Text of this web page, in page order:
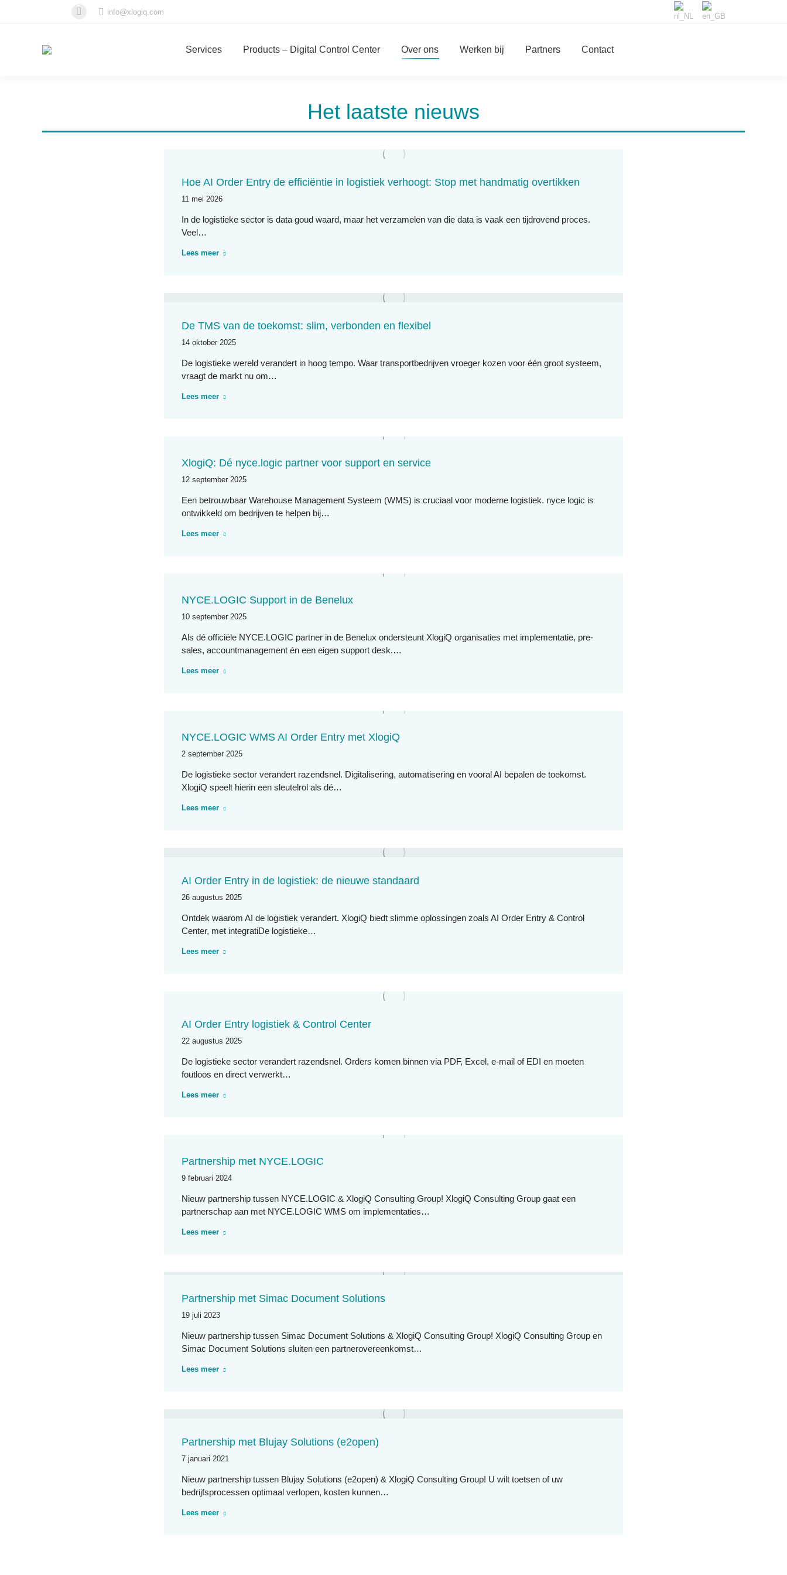
Linkedin
info@xlogiq.com
Services Products – Digital Control Center Over ons Werken bij Partners Contact
Het laatste nieuws
Hoe AI Order Entry de efficiëntie in logistiek verhoogt: Stop met handmatig overtikken
11 mei 2026
In de logistieke sector is data goud waard, maar het verzamelen van die data is vaak een tijdrovend proces.
Veel…
Lees meer
De TMS van de toekomst: slim, verbonden en flexibel
14 oktober 2025
De logistieke wereld verandert in hoog tempo. Waar transportbedrijven vroeger kozen voor één groot systeem,
vraagt de markt nu om…
Lees meer
XlogiQ: Dé nyce.logic partner voor support en service
12 september 2025
Een betrouwbaar Warehouse Management Systeem (WMS) is cruciaal voor moderne logistiek. nyce logic is
ontwikkeld om bedrijven te helpen bij…
Lees meer
NYCE.LOGIC Support in de Benelux
10 september 2025
Als dé officiële NYCE.LOGIC partner in de Benelux ondersteunt XlogiQ organisaties met implementatie, pre-
sales, accountmanagement én een eigen support desk.…
Lees meer
NYCE.LOGIC WMS AI Order Entry met XlogiQ
2 september 2025
De logistieke sector verandert razendsnel. Digitalisering, automatisering en vooral AI bepalen de toekomst.
XlogiQ speelt hierin een sleutelrol als dé…
Lees meer
AI Order Entry in de logistiek: de nieuwe standaard
26 augustus 2025
Ontdek waarom AI de logistiek verandert. XlogiQ biedt slimme oplossingen zoals AI Order Entry & Control
Center, met integratiDe logistieke…
Lees meer
AI Order Entry logistiek & Control Center
22 augustus 2025
De logistieke sector verandert razendsnel. Orders komen binnen via PDF, Excel, e-mail of EDI en moeten
foutloos en direct verwerkt…
Lees meer
Partnership met NYCE.LOGIC
9 februari 2024
Nieuw partnership tussen NYCE.LOGIC & XlogiQ Consulting Group! XlogiQ Consulting Group gaat een
partnerschap aan met NYCE.LOGIC WMS om implementaties…
Lees meer
Partnership met Simac Document Solutions
19 juli 2023
Nieuw partnership tussen Simac Document Solutions & XlogiQ Consulting Group! XlogiQ Consulting Group en
Simac Document Solutions sluiten een partnerovereenkomst…
Lees meer
Partnership met Blujay Solutions (e2open)
7 januari 2021
Nieuw partnership tussen Blujay Solutions (e2open) & XlogiQ Consulting Group! U wilt toetsen of uw
bedrijfsprocessen optimaal verlopen, kosten kunnen…
Lees meer